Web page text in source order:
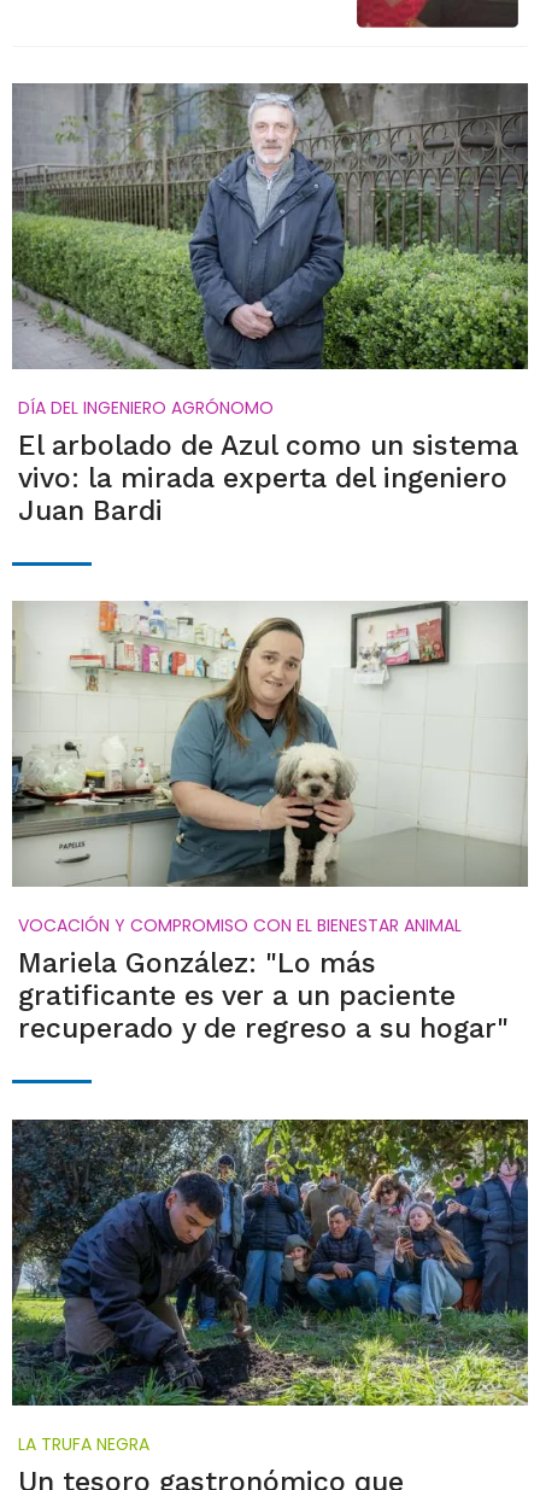
DÍA DEL INGENIERO AGRÓNOMO
El arbolado de Azul como un sistema
vivo: la mirada experta del ingeniero
Juan Bardi
VOCACIÓN Y COMPROMISO CON EL BIENESTAR ANIMAL
Mariela González: "Lo más
gratificante es ver a un paciente
recuperado y de regreso a su hogar"
LA TRUFA NEGRA
Un tesoro gastronómico que